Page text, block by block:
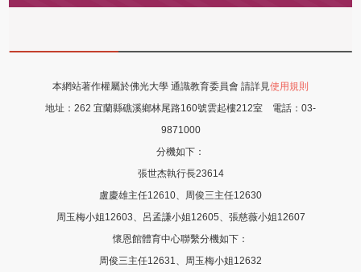
本網站著作權屬於佛光大學 通識教育委員會 請詳見使用規則
地址： 262 宜蘭縣礁溪鄉林尾路160號雲起樓212室 電話： 03-
9871000
分機如下：
張世杰執行長23614
盧慶雄主任12610、周俊三主任12630
周玉梅小姐12603、呂孟謙小姐12605、張慈薇小姐12607
懷恩館體育中心聯繫分機如下：
周俊三主任12631、周玉梅小姐12632